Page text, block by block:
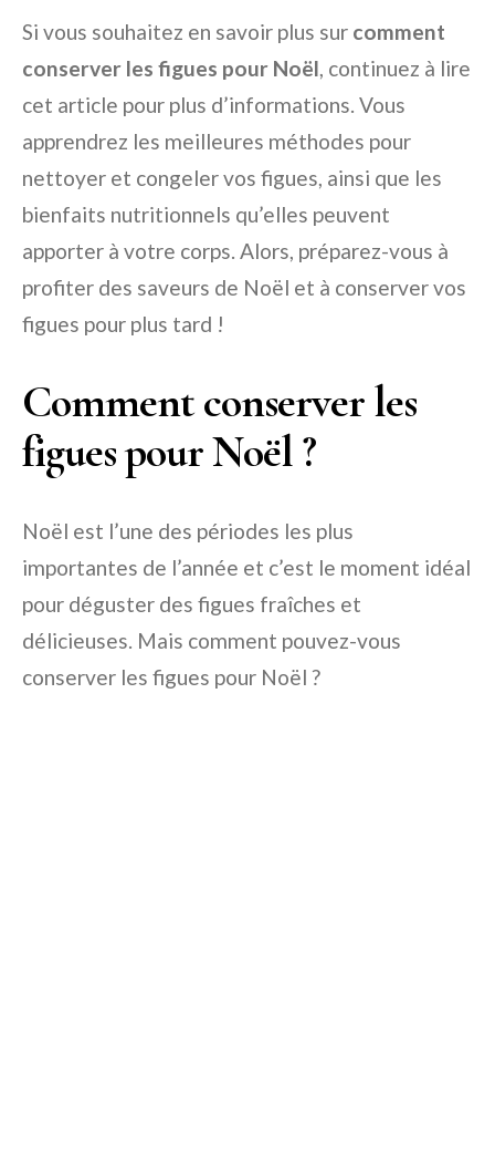
Si vous souhaitez en savoir plus sur comment
conserver les figues pour Noël, continuez à lire
cet article pour plus d’informations. Vous
apprendrez les meilleures méthodes pour
nettoyer et congeler vos figues, ainsi que les
bienfaits nutritionnels qu’elles peuvent
apporter à votre corps. Alors, préparez-vous à
profiter des saveurs de Noël et à conserver vos
figues pour plus tard !
Comment conserver les
figues pour Noël ?
Noël est l’une des périodes les plus
importantes de l’année et c’est le moment idéal
pour déguster des figues fraîches et
délicieuses. Mais comment pouvez-vous
conserver les figues pour Noël ?